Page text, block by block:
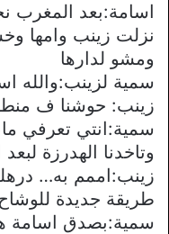
اسامة:بعد المغرب
نزلت زينب وامها
ومشو لدارها
سمية لزينب:والله
زينب: حوشنا ف
سمية:انتي تعرفي
وتاخدنا الهدرزة
زينب:اممم به…
طريقة جديدة
سمية:بصدق اسامة